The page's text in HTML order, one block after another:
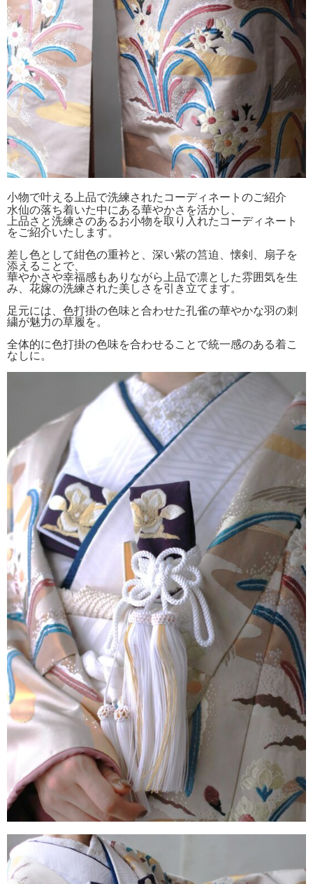
小物で叶える上品で洗練されたコーディネートのご紹介
水仙の落ち着いた中にある華やかさを活かし、
上品さと洗練さのあるお小物を取り入れたコーディネート
をご紹介いたします。
差し色として紺色の重衿と、深い紫の筥迫、懐剣、扇子を
添えることで、
華やかさや幸福感もありながら上品で凛とした雰囲気を生
み、花嫁の洗練された美しさを引き立てます。
足元には、色打掛の色味と合わせた孔雀の華やかな羽の刺
繍が魅力の草履を。
全体的に色打掛の色味を合わせることで統一感のある着こ
なしに。